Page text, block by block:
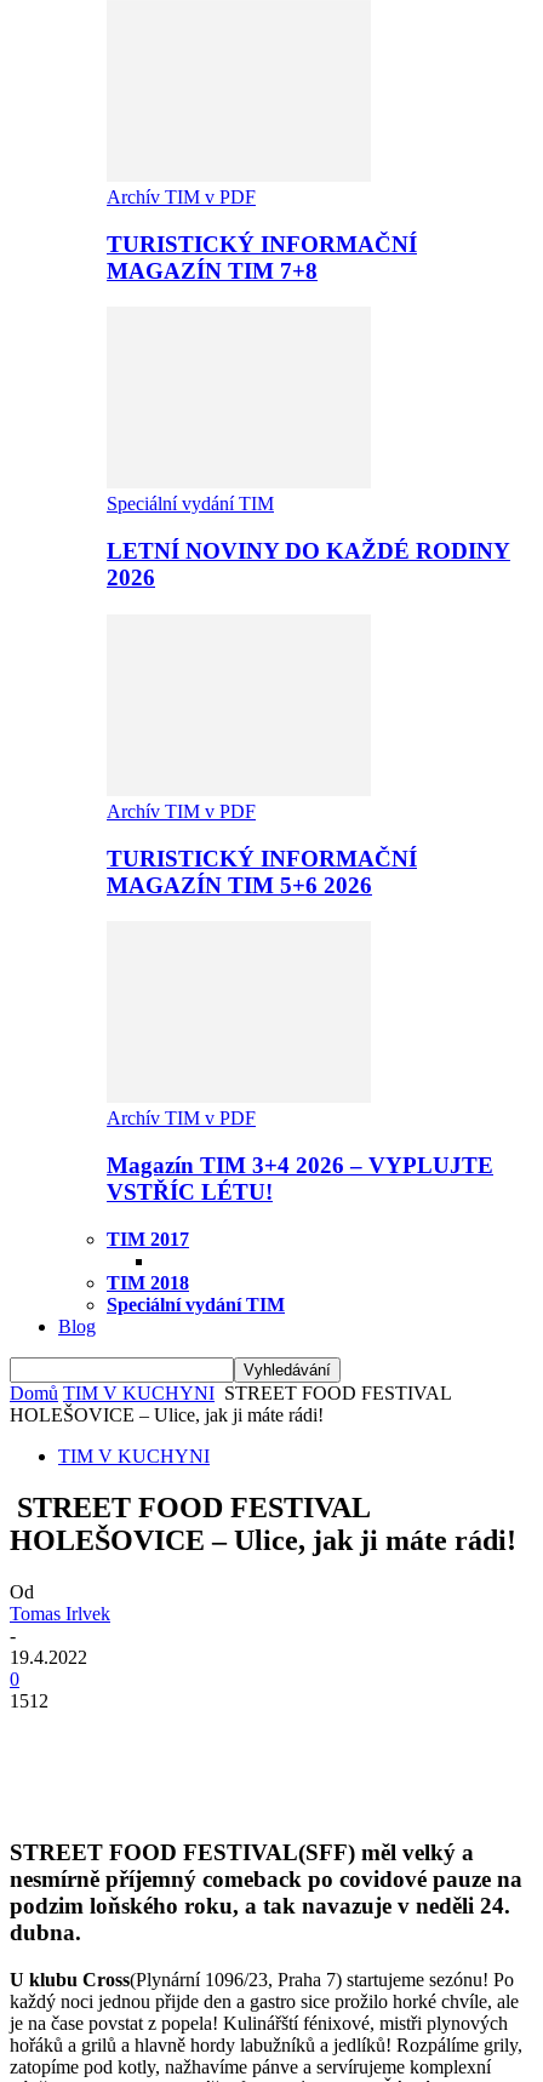
Archív TIM v PDF
TURISTICKÝ INFORMAČNÍ
MAGAZÍN TIM 7+8
Speciální vydání TIM
LETNÍ NOVINY DO KAŽDÉ RODINY
2026
Archív TIM v PDF
TURISTICKÝ INFORMAČNÍ
MAGAZÍN TIM 5+6 2026
Archív TIM v PDF
Magazín TIM 3+4 2026 – VYPLUJTE
VSTŘÍC LÉTU!
TIM 2017
TIM 2018
Speciální vydání TIM
Blog
Domů TIM V KUCHYNI STREET FOOD FESTIVAL
HOLEŠOVICE – Ulice, jak ji máte rádi!
TIM V KUCHYNI
STREET FOOD FESTIVAL
HOLEŠOVICE – Ulice, jak ji máte rádi!
Od
Tomas Irlvek
-
19.4.2022
0
1512
STREET FOOD FESTIVAL(SFF) měl velký a
nesmírně příjemný comeback po covidové pauze na
podzim loňského roku, a tak navazuje v neděli 24.
dubna.
U klubu Cross(Plynární 1096/23, Praha 7) startujeme sezónu! Po
každý noci jednou přijde den a gastro sice prožilo horké chvíle, ale
je na čase povstat z popela! Kulinářští fénixové, mistři plynových
hořáků a grilů a hlavně hordy labužníků a jedlíků! Rozpálíme grily,
zatopíme pod kotly, nažhavíme pánve a servírujeme komplexní